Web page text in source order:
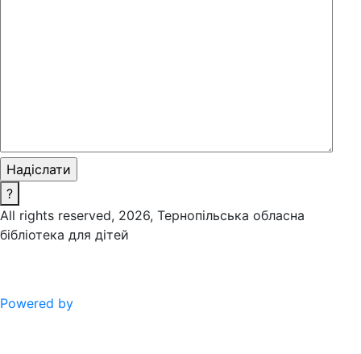
?
All rights reserved, 2026, Тернопільська обласна
бібліотека для дітей
Powered by